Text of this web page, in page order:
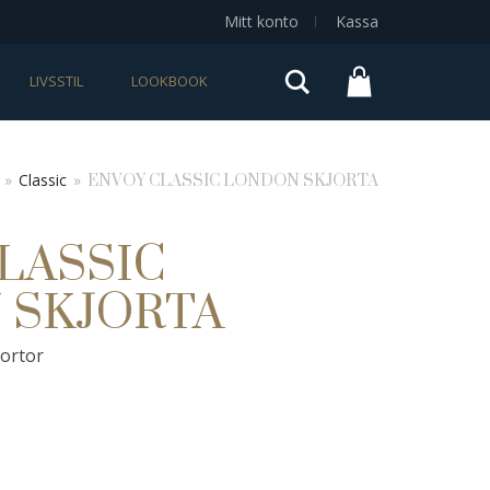
Mitt konto Kassa
LIVSSTIL LOOKBOOK
» Classic » ENVOY CLASSIC LONDON SKJORTA